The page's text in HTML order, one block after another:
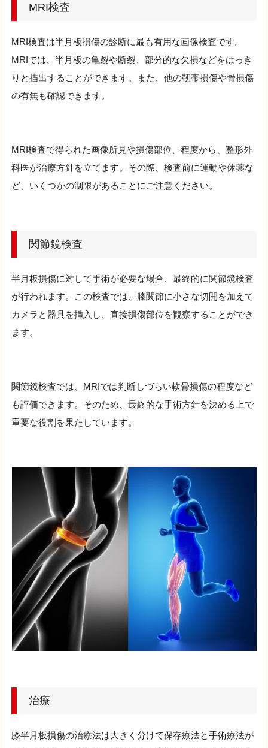
MRI検査
MRI検査は半月板損傷の診断に最も有用な画像検査です。
MRIでは、半月板の亀裂や断裂、部分的な欠損などをはっき
りと描出することができます。また、他の靭帯損傷や骨損傷
の有無も確認できます。
MRI検査で得られた画像所見や損傷部位、程度から、整形外
科医が治療方針を立てます。その際、検査前に運動や休薬な
ど、いくつかの制限があることにご注意ください。
関節鏡検査
半月板損傷に対して手術が必要な場合、最終的に関節鏡検査
が行われます。この検査では、膝関節に小さな切開を加えて
カメラと器具を挿入し、直接損傷部位を観察することができ
ます。
関節鏡検査では、MRIでは判断しづらい軟骨損傷の程度など
も評価できます。そのため、最終的な手術方針を決める上で
重要な役割を果たしています。
治療
膝半月板損傷の治療法は大きく分けて保存療法と手術療法が